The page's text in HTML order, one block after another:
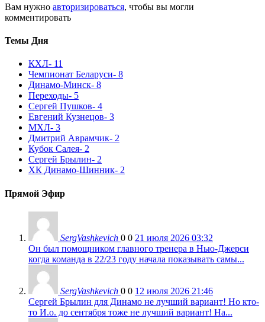
Вам нужно авторизироваться, чтобы вы могли
комментировать
Темы Дня
КХЛ- 11
Чемпионат Беларуси- 8
Динамо-Минск- 8
Переходы- 5
Сергей Пушков- 4
Евгений Кузнецов- 3
МХЛ- 3
Дмитрий Аврамчик- 2
Кубок Салея- 2
Сергей Брылин- 2
ХК Динамо-Шинник- 2
Прямой Эфир
SergVashkevich 0 0 21 июля 2026 03:32
Он был помощником главного тренера в Нью-Джерси
когда команда в 22/23 году начала показывать самы...
SergVashkevich 0 0 12 июля 2026 21:46
Сергей Брылин для Динамо не лучший вариант! Но кто-
то И.о. до сентября тоже не лучший вариант! На...